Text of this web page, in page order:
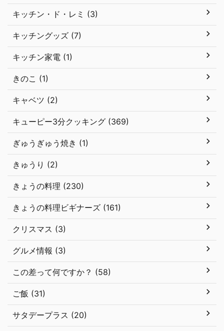
キッチン・ド・レミ (3)
キッチングッズ (7)
キッチン家電 (1)
きのこ (1)
キャベツ (2)
キューピー3分クッキング (369)
ぎゅうぎゅう焼き (1)
きゅうり (2)
きょうの料理 (230)
きょうの料理ビギナーズ (161)
クリスマス (3)
グルメ情報 (3)
この差って何ですか？ (58)
ご飯 (31)
サタデープラス (20)